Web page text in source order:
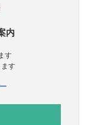
内
す
す